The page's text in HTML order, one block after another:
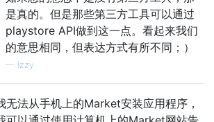
是真的。但是那些第三方工具可以通过
playstore API做到这一点。看起来我们
的意思相同，但表达方式有所不同；）
— Izzy
无法从手机上的Market安装应用程序，